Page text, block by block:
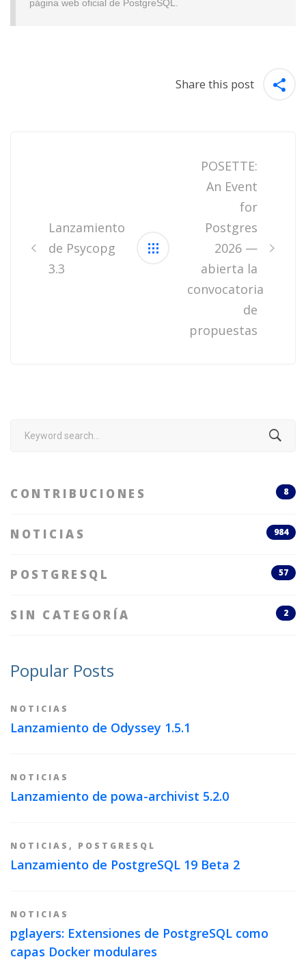
página web oficial de PostgreSQL.
Share this post
Lanzamiento
de Psycopg
3.3
POSETTE:
An Event
for
Postgres
2026 —
abierta la
convocatoria
de
propuestas
Search
CONTRIBUCIONES 8
NOTICIAS 984
POSTGRESQL 57
SIN CATEGORÍA 2
Popular Posts
NOTICIAS
Lanzamiento de Odyssey 1.5.1
NOTICIAS
Lanzamiento de powa-archivist 5.2.0
NOTICIAS , POSTGRESQL
Lanzamiento de PostgreSQL 19 Beta 2
NOTICIAS
pglayers: Extensiones de PostgreSQL como
capas Docker modulares